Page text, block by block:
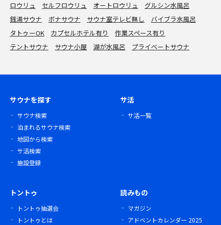
ロウリュ セルフロウリュ オートロウリュ
グルシン水風呂
銭湯サウナ
ボナサウナ サウナ室テレビ無し
バイブラ水風呂
タトゥーOK
カプセルホテル有り
作業スペース有り
テントサウナ
サウナ小屋 湖が水風呂 プライベートサウナ
サウナを探す
サウナ検索
泊まれるサウナ検索
地図から検索
サ活検索
施設登録
サ活
サ活一覧
トントゥ
トントゥ抽選会
トントゥとは
読みもの
マガジン
アドベントカレンダー 2025